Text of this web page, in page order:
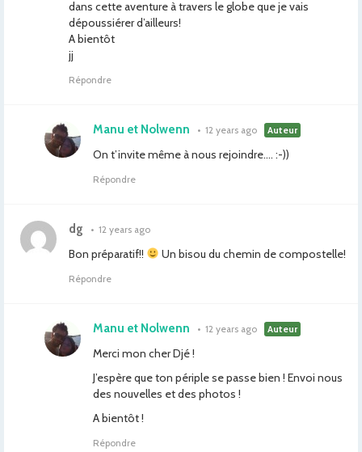
dans cette aventure à travers le globe que je vais
dépoussiérer d’ailleurs!
A bientôt
jj
Répondre
Manu et Nolwenn • 12 years ago Auteur
On t’invite même à nous rejoindre…. :-))
Répondre
dg • 12 years ago
Bon préparatif!! Un bisou du chemin de compostelle!
Répondre
Manu et Nolwenn • 12 years ago Auteur
Merci mon cher Djé !
J’espère que ton périple se passe bien ! Envoi nous
des nouvelles et des photos !
A bientôt !
Répondre